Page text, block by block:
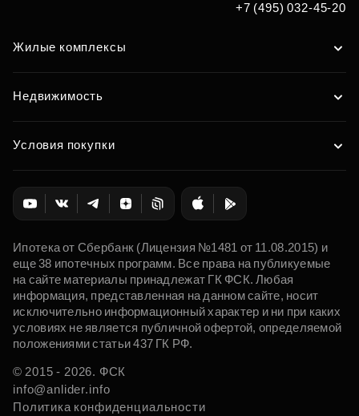
+7 (495) 032-45-20
Жилые комплексы
Недвижимость
Условия покупки
Ипотека от Сбербанк (Лицензия №1481 от 11.08.2015) и
еще 38 ипотечных программ. Все права на публикуемые
на сайте материалы принадлежат ГК ФСК. Любая
информация, представленная на данном сайте, носит
исключительно информационный характер и ни при каких
условиях не является публичной офертой, определяемой
положениями статьи 437 ГК РФ.
© 2015 - 2026. ФСК
info@anlider.info
Политика конфиденциальности